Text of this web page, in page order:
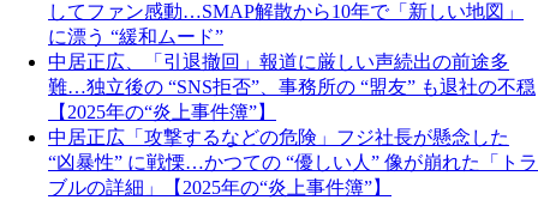
してファン感動…SMAP解散から10年で「新しい地図」
に漂う “緩和ムード”
中居正広、「引退撤回」報道に厳しい声続出の前途多
難…独立後の “SNS拒否”、事務所の “盟友” も退社の不穏
【2025年の“炎上事件簿”】
中居正広「攻撃するなどの危険」フジ社長が懸念した
“凶暴性” に戦慄…かつての “優しい人” 像が崩れた「トラ
ブルの詳細」【2025年の“炎上事件簿”】